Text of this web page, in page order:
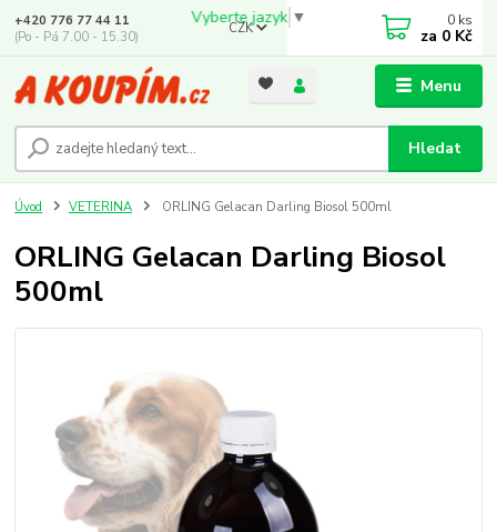
Vyberte jazyk ▼
Menu
CZK
Hledat
+420 776 77 44 11
(Po - Pá 7.00 - 15.30)
0 ks
za 0 Kč
Úvod VETERINA ORLING Gelacan Darling Biosol 500ml
ORLING Gelacan Darling Biosol
500ml